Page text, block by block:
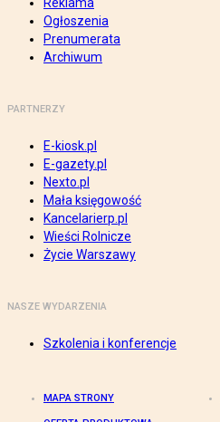
Ogłoszenia
Prenumerata
Archiwum
PARTNERZY
E-kiosk.pl
E-gazety.pl
Nexto.pl
Mała księgowość
Kancelarierp.pl
Wieści Rolnicze
Życie Warszawy
NASZE WYDARZENIA
Szkolenia i konferencje
MAPA STRONY